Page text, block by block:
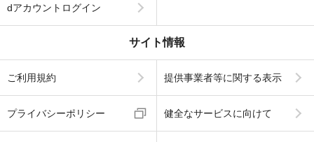
dアカウントログイン
サイト情報
ご利用規約 提供事業者等に関する表示
プライバシーポリシー 健全なサービスに向けて